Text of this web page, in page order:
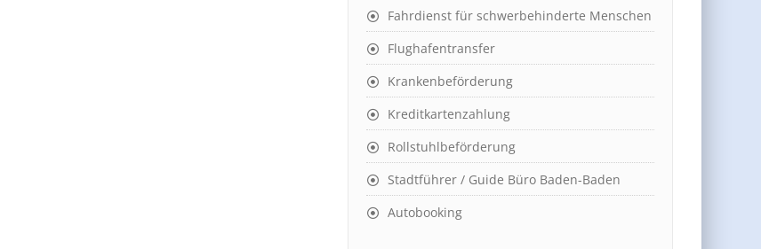
Fahrdienst für schwerbehinderte Menschen
Flughafentransfer
Krankenbeförderung
Kreditkartenzahlung
Rollstuhlbeförderung
Stadtführer / Guide Büro Baden-Baden
Autobooking